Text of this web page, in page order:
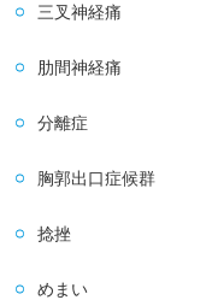
三叉神経痛
肋間神経痛
分離症
胸郭出口症候群
捻挫
めまい